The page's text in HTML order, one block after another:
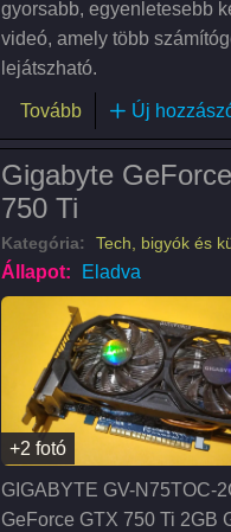
gyorsabb, egyenletesebb
videó, amely több
lejátszható.
Tovább(LOGITECH HD
Új
Gigabyte
750 Ti
Kategória: Tech, bigyók és
Állapot: Eladva
+2 fotó
GIGABYTE GV-N75TOC-
GeForce GTX 750 Ti 2GB